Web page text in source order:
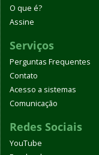
O que é?
Assine
Serviços
Perguntas Frequentes
Contato
Acesso a sistemas
Comunicação
Redes Sociais
YouTube